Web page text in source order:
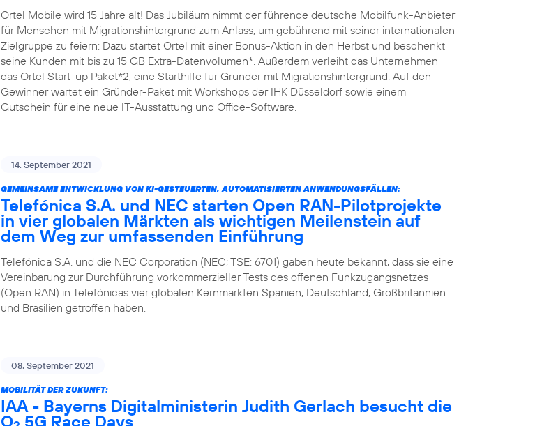
Ortel Mobile wird 15 Jahre alt! Das Jubiläum nimmt der führende deutsche Mobilfunk-Anbieter
für Menschen mit Migrationshintergrund zum Anlass, um gebührend mit seiner internationalen
Zielgruppe zu feiern: Dazu startet Ortel mit einer Bonus-Aktion in den Herbst und beschenkt
seine Kunden mit bis zu 15 GB Extra-Datenvolumen*. Außerdem verleiht das Unternehmen
das Ortel Start-up Paket*2, eine Starthilfe für Gründer mit Migrationshintergrund. Auf den
Gewinner wartet ein Gründer-Paket mit Workshops der IHK Düsseldorf sowie einem
Gutschein für eine neue IT-Ausstattung und Office-Software.
14. September 2021
GEMEINSAME ENTWICKLUNG VON KI-GESTEUERTEN, AUTOMATISIERTEN ANWENDUNGSFÄLLEN:
Telefónica S.A. und NEC starten Open RAN-Pilotprojekte
in vier globalen Märkten als wichtigen Meilenstein auf
dem Weg zur umfassenden Einführung
Telefónica S.A. und die NEC Corporation (NEC; TSE: 6701) gaben heute bekannt, dass sie eine
Vereinbarung zur Durchführung vorkommerzieller Tests des offenen Funkzugangsnetzes
(Open RAN) in Telefónicas vier globalen Kernmärkten Spanien, Deutschland, Großbritannien
und Brasilien getroffen haben.
08. September 2021
MOBILITÄT DER ZUKUNFT:
IAA - Bayerns Digitalministerin Judith Gerlach besucht die
O 5G Race Days